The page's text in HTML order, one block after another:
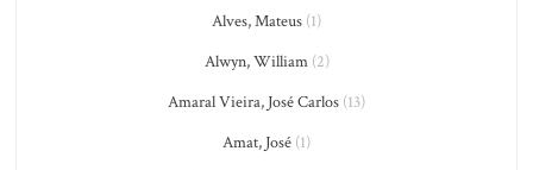
Alves, Mateus (1)
Alwyn, William(2)
Amaral Vieira, José Carlos (13)
Amat, José (1)